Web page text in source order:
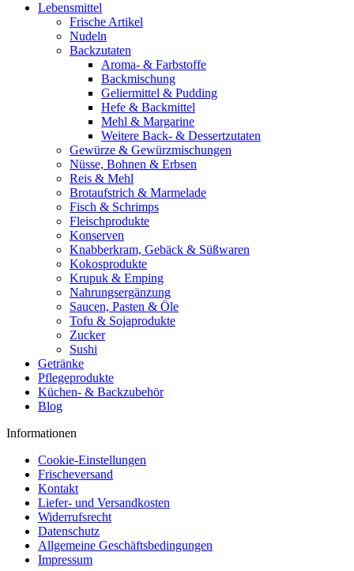
Lebensmittel
Frische Artikel
Nudeln
Backzutaten
Aroma- & Farbstoffe
Backmischung
Geliermittel & Pudding
Hefe & Backmittel
Mehl & Margarine
Weitere Back- & Dessertzutaten
Gewürze & Gewürzmischungen
Nüsse, Bohnen & Erbsen
Reis & Mehl
Brotaufstrich & Marmelade
Fisch & Schrimps
Fleischprodukte
Konserven
Knabberkram, Gebäck & Süßwaren
Kokosprodukte
Krupuk & Emping
Nahrungsergänzung
Saucen, Pasten & Öle
Tofu & Sojaprodukte
Zucker
Sushi
Getränke
Pflegeprodukte
Küchen- & Backzubehör
Blog
Informationen
Cookie-Einstellungen
Frischeversand
Kontakt
Liefer- und Versandkosten
Widerrufsrecht
Datenschutz
Allgemeine Geschäftsbedingungen
Impressum